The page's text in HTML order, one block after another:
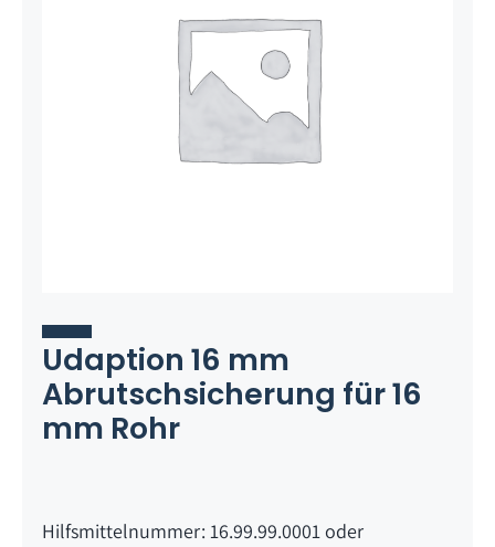
Udaption 16 mm
Abrutschsicherung für 16
mm Rohr
Hilfsmittelnummer: 16.99.99.0001 oder